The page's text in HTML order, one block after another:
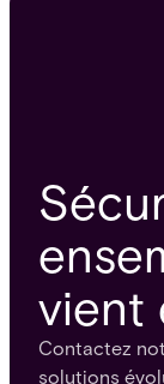
vient
Contactez
solutions